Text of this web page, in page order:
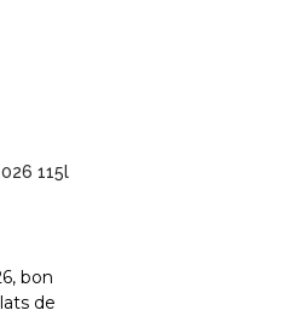
115l
bon
de